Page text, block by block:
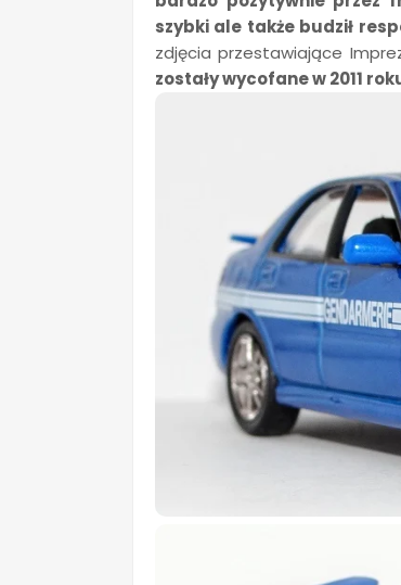
szybki ale także budził
zdjęcia przestawiające
zostały wycofane w 2011